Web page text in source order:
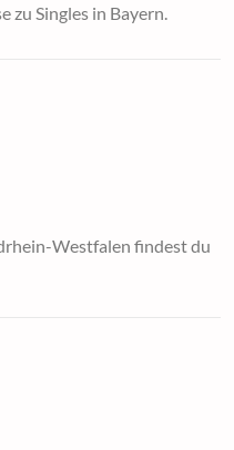
zu Singles in Bayern.
Westfalen findest du